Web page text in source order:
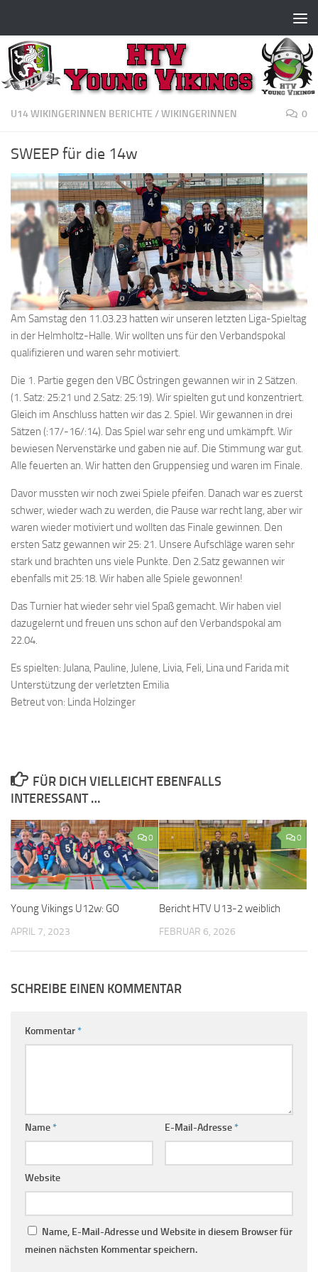
U14 WIKINGERINNEN BERICHTE /WIKINGERINNEN 0
SWEEP für die 14w
Am Samstag den 11.03.23 hatten wir unseren letzten Liga-Spieltag
in der Helmholtz-Halle. Wir wollten uns für den Verbandspokal
qualifizieren und waren sehr motiviert.
Die 1. Partie gegen den VBC Östringen gewannen wir in 2 Sätzen.
(1. Satz: 25:21 und 2.Satz: 25:19). Wir spielten gut und konzentriert.
Gleich im Anschluss hatten wir das 2. Spiel. Wir gewannen in drei
Sätzen (:17/-16/:14). Das Spiel war sehr eng und umkämpft. Wir
bewiesen Nervenstärke und gaben nie auf. Die Stimmung war gut.
Alle feuerten an. Wir hatten den Gruppensieg und waren im Finale.
Davor mussten wir noch zwei Spiele pfeifen. Danach war es zuerst
schwer, wieder wach zu werden, die Pause war recht lang, aber wir
waren wieder motiviert und wollten das Finale gewinnen. Den
ersten Satz gewannen wir 25: 21. Unsere Aufschläge waren sehr
stark und brachten uns viele Punkte. Den 2.Satz gewannen wir
ebenfalls mit 25:18. Wir haben alle Spiele gewonnen!
Das Turnier hat wieder sehr viel Spaß gemacht. Wir haben viel
dazugelernt und freuen uns schon auf den Verbandspokal am
22.04.
Es spielten: Julana, Pauline, Julene, Livia, Feli, Lina und Farida mit
Unterstützung der verletzten Emilia
Betreut von: Linda Holzinger
FÜR DICH VIELLEICHT EBENFALLS
INTERESSANT …
0
Young Vikings U12w: GO
APRIL 7, 2023
0
Bericht HTV U13-2 weiblich
FEBRUAR 6, 2026
SCHREIBE EINEN KOMMENTAR
Kommentar*
Name* E-Mail-Adresse*
Website
Name, E-Mail-Adresse und Website in diesem Browser für
meinen nächsten Kommentar speichern.